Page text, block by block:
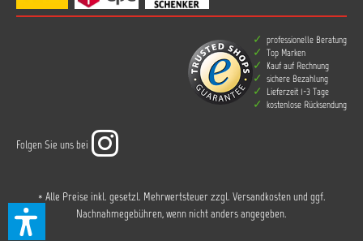
professionelle Beratung
Top Marken
Kauf auf Rechnung
sichere Bezahlung
Lieferzeit 1-3 Tage
kostenlose Rücksendung
Folgen Sie uns bei
* Alle Preise inkl. gesetzl. Mehrwertsteuer zzgl. Versandkostenund ggf.
Nachnahmegebühren, wenn nicht anders angegeben.